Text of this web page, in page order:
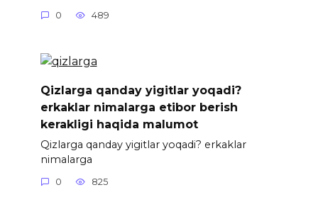
0 489
Qizlarga qanday yigitlar yoqadi?
erkaklar nimalarga etibor berish
kerakligi haqida malumot
Qizlarga qanday yigitlar yoqadi? erkaklar
nimalarga
0 825